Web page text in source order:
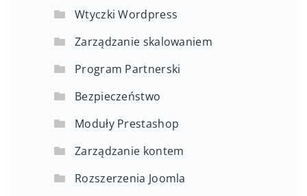
Wtyczki Wordpress
Zarządzanie skalowaniem
Program Partnerski
Bezpieczeństwo
Moduły Prestashop
Zarządzanie kontem
Rozszerzenia Joomla